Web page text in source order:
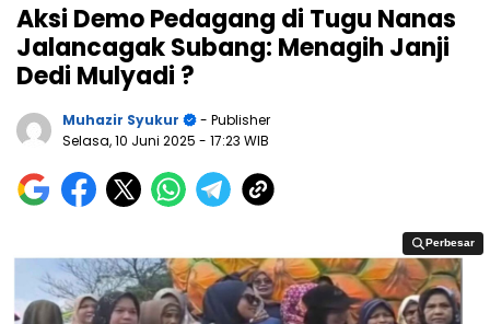
Aksi Demo Pedagang di Tugu Nanas
Jalancagak Subang: Menagih Janji
Dedi Mulyadi ?
Muhazir Syukur
- Publisher
Selasa, 10 Juni 2025 - 17:23 WIB
Perbesar
Perbesar